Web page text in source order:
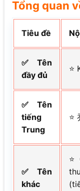
Tổng quan
Tiêu đề
✅ Tên
đầy đủ
⭐
✅ Tên
tiếng
Trung
⭐
✅ Tên
khác